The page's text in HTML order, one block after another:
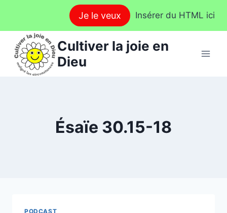
contenu
Je le veux Insérer du HTML ici
Cultiver la joie en
Dieu
Ésaïe 30.15-18
PODCAST